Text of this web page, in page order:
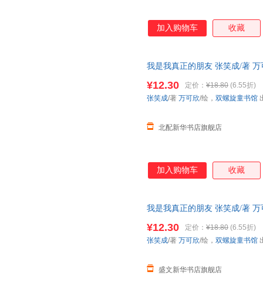
加入购物车 收藏
我是我真正的朋友 张笑成/著
¥12.30 定价： ¥18.80 (6.55折)
北配新华书店旗舰店
张笑成/著 万可欣/绘， 双螺旋童书馆
加入购物车 收藏
我是我真正的朋友 张笑成/著
¥12.30 定价： ¥18.80 (6.55折)
盛文新华书店旗舰店
张笑成/著 万可欣/绘， 双螺旋童书馆